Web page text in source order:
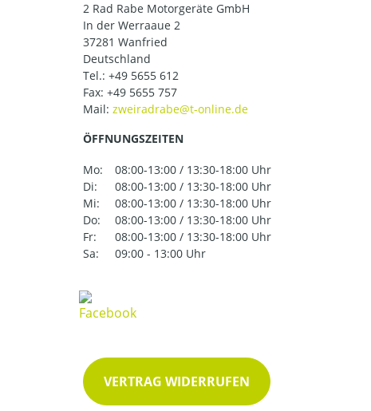
2 Rad Rabe Motorgeräte GmbH
In der Werraaue 2
37281 Wanfried
Deutschland
Tel.: +49 5655 612
Fax: +49 5655 757
Mail:
ÖFFNUNGSZEITEN
Mo:
08:00-13:00 / 13:30-18:00 Uhr
Di:
08:00-13:00 / 13:30-18:00 Uhr
Mi:
08:00-13:00 / 13:30-18:00 Uhr
Do:
08:00-13:00 / 13:30-18:00 Uhr
Fr:
08:00-13:00 / 13:30-18:00 Uhr
Sa:
09:00 - 13:00 Uhr
VERTRAG WIDERRUFEN